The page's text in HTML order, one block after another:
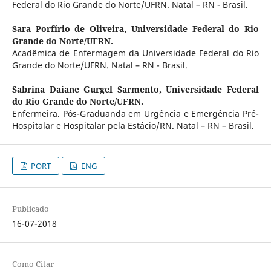
Federal do Rio Grande do Norte/UFRN. Natal – RN - Brasil.
Sara Porfírio de Oliveira, Universidade Federal do Rio
Grande do Norte/UFRN.
Acadêmica de Enfermagem da Universidade Federal do Rio
Grande do Norte/UFRN. Natal – RN - Brasil.
Sabrina Daiane Gurgel Sarmento,Universidade Federal
do Rio Grande do Norte/UFRN.
Enfermeira. Pós-Graduanda em Urgência e Emergência Pré-
Hospitalar e Hospitalar pela Estácio/RN. Natal – RN – Brasil.
PORT ENG
Publicado
16-07-2018
Como Citar